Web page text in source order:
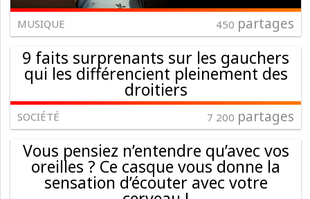
MUSIQUE 450 partages
9 faits surprenants sur les gauchers
qui les différencient pleinement des
droitiers
SOCIÉTÉ 7 200 partages
Vous pensiez n’entendre qu’avec vos
oreilles ? Ce casque vous donne la
sensation d’écouter avec votre